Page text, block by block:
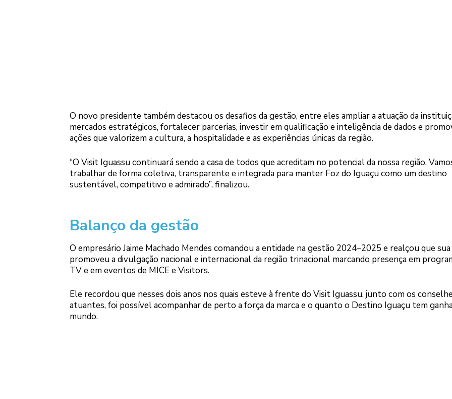
O novo presidente também destacou os desafios da gestão, entre eles ampliar a atuação da
mercados estratégicos, fortalecer parcerias, investir em qualificação e inteligência de dados e
ações que valorizem a cultura, a hospitalidade e as experiências únicas da região.
“O Visit Iguassu continuará sendo a casa de todos que acreditam no potencial da nossa região.
trabalhar de forma coletiva, transparente e integrada para manter Foz do Iguaçu como um destino
sustentável, competitivo e admirado”, finalizou.
Balanço da gestão
O empresário Jaime Machado Mendes comandou a entidade na gestão 2024–2025 e realçou que
promoveu a divulgação nacional e internacional da região trinacional marcando presença em
TV e em eventos de MICE e Visitors.
Ele recordou que nesses dois anos nos quais esteve à frente do Visit Iguassu, junto com os
atuantes, foi possível acompanhar de perto a força da marca e o quanto o Destino Iguaçu tem
mundo.